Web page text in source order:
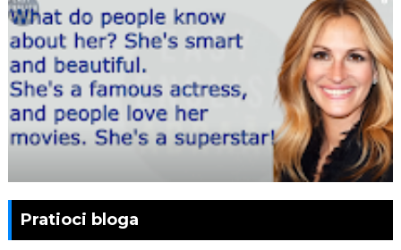
Pratioci bloga